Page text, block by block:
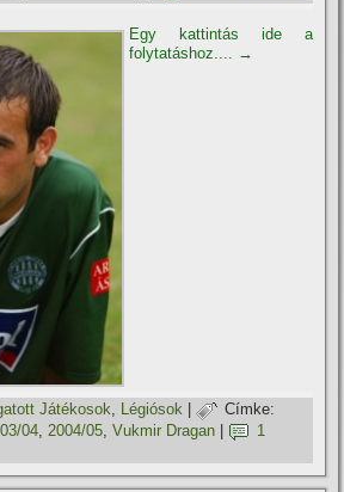
Egy kattintás ide a
folytatáshoz.... →
Játékosok, Légiósok |
Címke:
04,2004/05,Vukmir Dragan
1